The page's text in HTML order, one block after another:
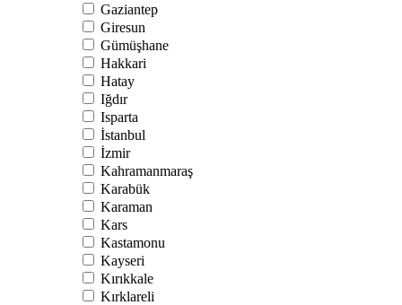
Gaziantep
Giresun
Gümüşhane
Hakkari
Hatay
Iğdır
Isparta
İstanbul
İzmir
Kahramanmaraş
Karabük
Karaman
Kars
Kastamonu
Kayseri
Kırıkkale
Kırklareli